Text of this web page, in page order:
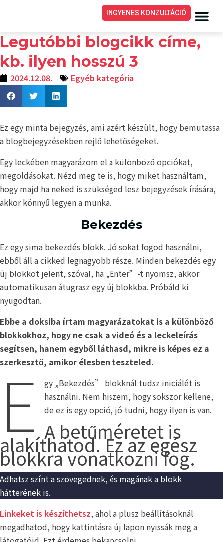
INGYENES KONZULTÁCIÓ
Legutóbbi blogcikk címe,
kb. ilyen hosszú 3
2024.12.08. Egyéb kategória
Ez egy minta bejegyzés, ami azért készült, hogy bemutassa
a blogbejegyzésekben rejlő lehetőségeket.
Egy leckében magyarázom el a különböző opciókat,
megoldásokat. Nézd meg te is, hogy miket használtam,
hogy majd ha neked is szükséged lesz bejegyzések írására,
akkor könnyű legyen a munka.
Bekezdés
Ez egy sima bekezdés blokk. Jó sokat fogod használni,
ebből áll a cikked legnagyobb része. Minden bekezdés egy
új blokkot jelent, szóval, ha „Enter”-t nyomsz, akkor
automatikusan átugrasz egy új blokkba. Próbáld ki
nyugodtan.
Ebbe a doksiba írtam magyarázatokat is a különböző
blokkokhoz, hogy ne csak a videó és a leckeleírás
segítsen, hanem egyből láthasd, mikre is képes ez a
szerkesztő, amikor élesben teszteled.
E
gy „Bekezdés” blokknál tudsz iniciálét is
használni. Nem hiszem, hogy sokszor kellene,
de ez is egy opció, jó tudni, hogy ilyen is van.
A betűméretet is
alakíthatod. Ez az egész
blokkra vonatkozni fog.
Adhatsz színt a szövegednek, és magának a blokk
hátterének is.
Linkeket is készíthetsz, ahol a plusz beállításoknál
megadhatod, hogy kattintásra új lapon nyissák meg a